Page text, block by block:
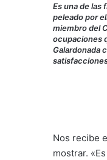
Es una de las
peleado por
miembro del
ocupaciones
Galardonada
Nos recibe
mostrar.